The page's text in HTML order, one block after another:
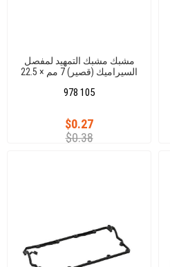
مشبك مشبك التمهيد لمفصل
السيراميك (قصير) 7 مم × 22.5
978 105
$0.27
$0.38